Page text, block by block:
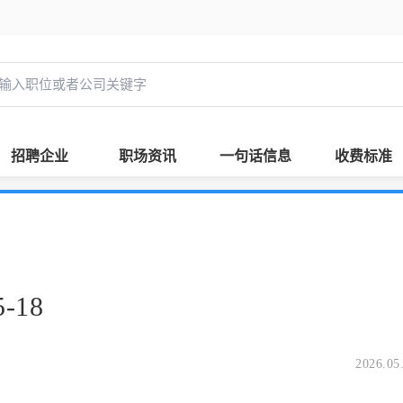
招聘企业 职场资讯 一句话信息 收费标准
18